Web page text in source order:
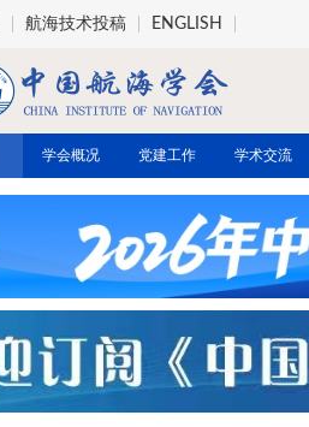
航海技术投稿 ENGLISH
学会概况 党建工作 学术交流